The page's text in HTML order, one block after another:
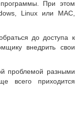
При этом
Linux или MAC,
до доступа к
внедрить свои
проблемой разными
всего приходится